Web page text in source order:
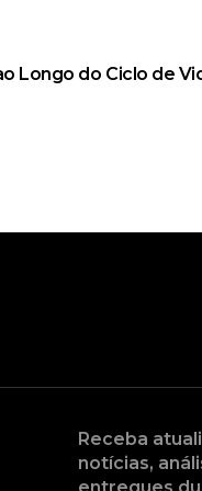
Longo do Ciclo de
Receba
notícias,